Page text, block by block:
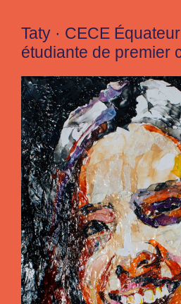
Taty · CECE
étudiante de premier